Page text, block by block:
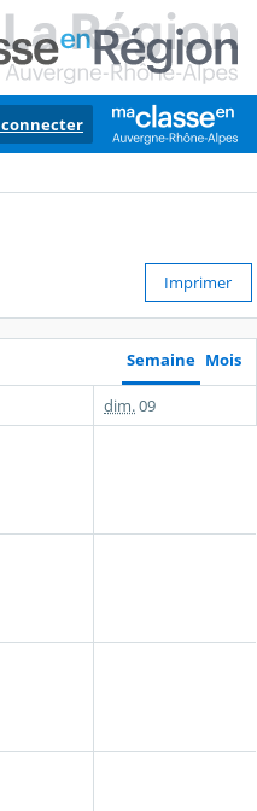
connecter
Imprimer
Semaine Mois
dim.09